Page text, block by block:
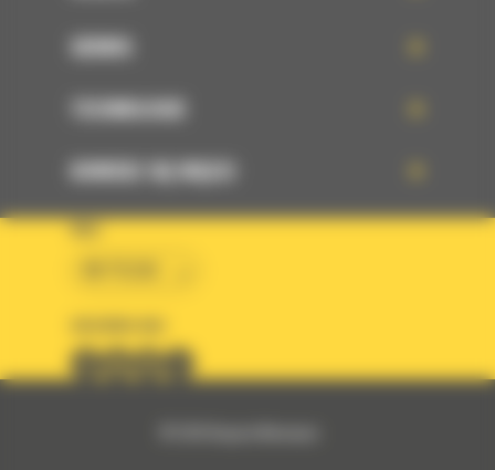
SERWIS
TECHNOLOGIE
DOWIEDZ SIĘ WIĘCEJ
KRAJ